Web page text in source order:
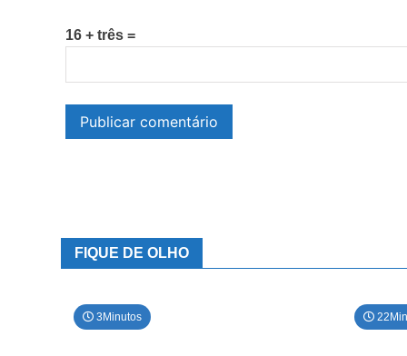
16 + três =
FIQUE DE OLHO
3Minutos